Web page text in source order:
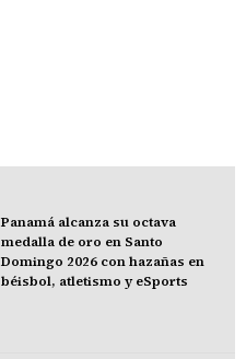
Panamá alcanza su octava
medalla de oro en Santo
Domingo 2026 con hazañas en
béisbol, atletismo y eSports